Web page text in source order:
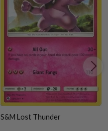
S&M Lost Thunder